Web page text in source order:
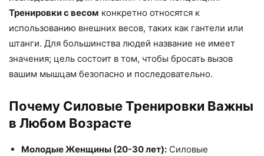
Тренировки с весом конкретно относятся к
использованию внешних весов, таких как гантели или
штанги. Для большинства людей название не имеет
значения; цель состоит в том, чтобы бросать вызов
вашим мышцам безопасно и последовательно.
Почему Силовые Тренировки Важны
в Любом Возрасте
Молодые Женщины (20-30 лет): Силовые